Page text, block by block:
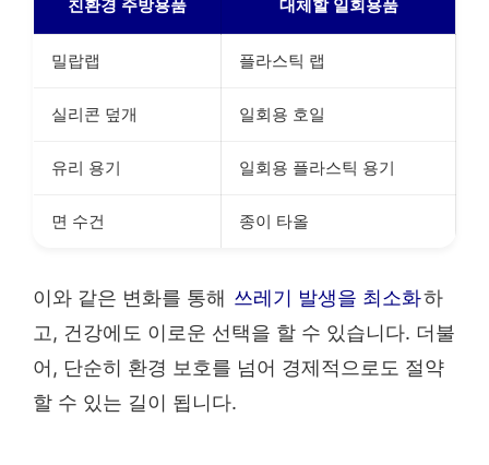
친환경 주방용품 대체할 일회용품
밀랍랩 플라스틱 랩
실리콘 덮개 일회용 호일
유리 용기 일회용 플라스틱 용기
면 수건 종이 타올
이와 같은 변화를 통해 쓰레기 발생을 최소화하
고, 건강에도 이로운 선택을 할 수 있습니다. 더불
어, 단순히 환경 보호를 넘어 경제적으로도 절약
할 수 있는 길이 됩니다.